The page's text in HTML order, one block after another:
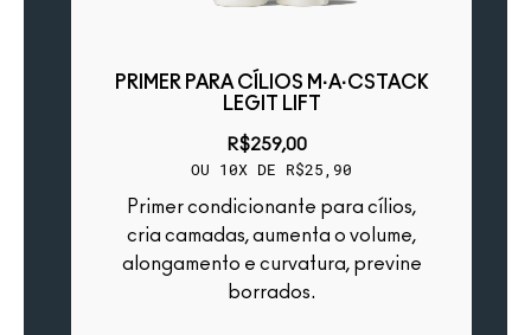
PRIMER PARA CÍLIOS M·A·CSTACK
LEGIT LIFT
R$259,00
OU 10X DE R$25,90
Primer condicionante para cílios,
cria camadas, aumenta o volume,
alongamento e curvatura, previne
borrados.